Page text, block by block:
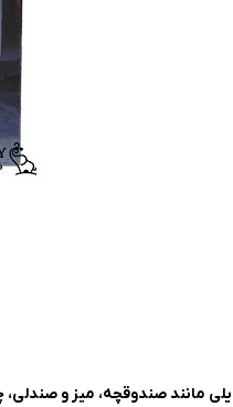
مانند صندوقچه، میز و صندلی،